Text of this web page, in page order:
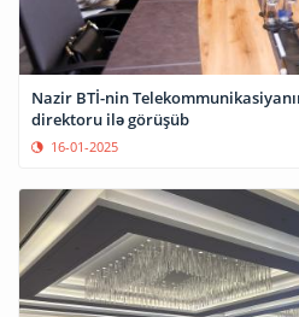
Nazir BTİ-nin
direktoru ilə görüşüb
16-01-2025